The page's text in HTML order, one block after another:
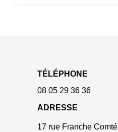
TÉLÉPHONE
08 05 29 36 36
ADRESSE
17 rue Franche Comté